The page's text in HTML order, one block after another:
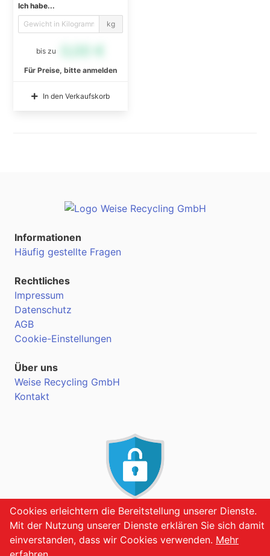
Cookies erleichtern die Bereitstellung unserer Dienste.
Mit der Nutzung unserer Dienste erklären Sie sich damit
einverstanden, dass wir Cookies verwenden. Mehr
Ich habe...
kg
bis zu
Für Preise, bitte anmelden
In den Verkaufskorb
Informationen
Häufig gestellte Fragen
Rechtliches
Impressum
Datenschutz
AGB
Cookie-Einstellungen
Über uns
Weise Recycling GmbH
Kontakt
VERSCHLÜSSELT